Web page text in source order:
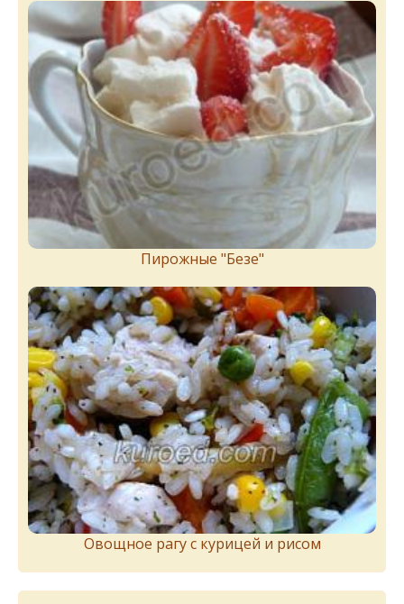
Пирожныe "Бeзe"
Овощное рагу с курицей и рисом